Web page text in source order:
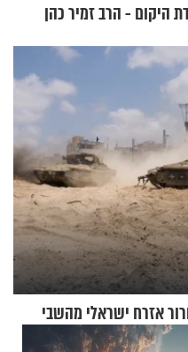
היקום - הרב זמיר כהן
אזרח ישראלי מהשבי